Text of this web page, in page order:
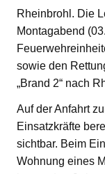
Rheinbrohl. Die
Montagabend
sowie den
„Brand 2“ nach
Auf der Anfahrt
Einsatzkräfte
sichtbar. Beim
Wohnung eines